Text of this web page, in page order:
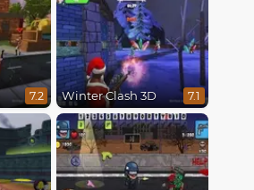
7.2 Winter Clash 3D 7.1